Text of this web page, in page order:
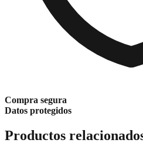
Compra segura
Datos protegidos
Productos